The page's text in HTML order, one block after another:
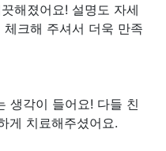
해졌어요! 설명도 자세
크해 주셔서 더욱 만족
생각이 들어요! 다들 친
게 치료해주셨어요.